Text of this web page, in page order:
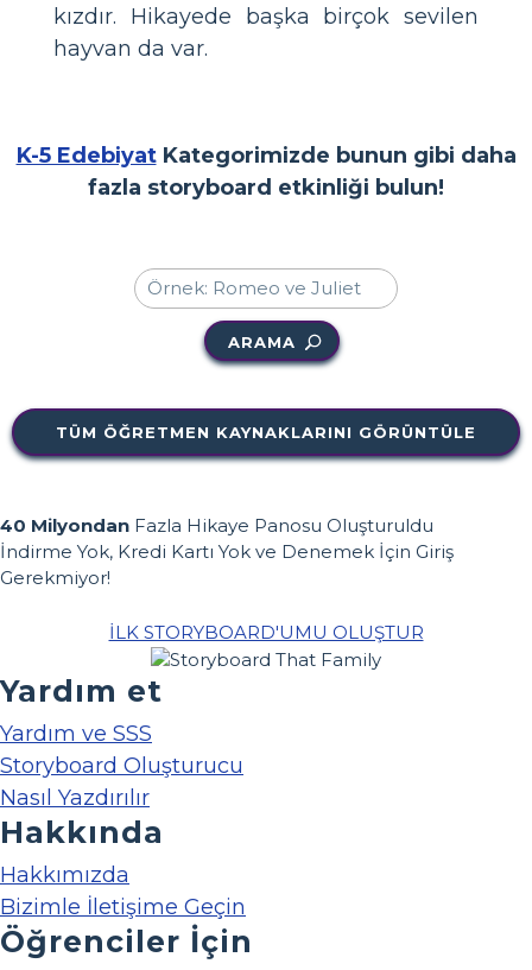
kızdır. Hikayede başka birçok sevilen
hayvan da var.
K-5 EdebiyatKategorimizde bunun gibi daha
fazla storyboard etkinliği bulun!
ARAMA
TÜM ÖĞRETMEN KAYNAKLARINI GÖRÜNTÜLE
40 Milyondan Fazla Hikaye Panosu Oluşturuldu
İndirme Yok, Kredi Kartı Yok ve Denemek İçin Giriş
Gerekmiyor!
İLK STORYBOARD'UMU OLUŞTUR
Yardım et
Yardım ve SSS
Storyboard Oluşturucu
Nasıl Yazdırılır
Hakkında
Hakkımızda
Bizimle İletişime Geçin
Öğrenciler İçin